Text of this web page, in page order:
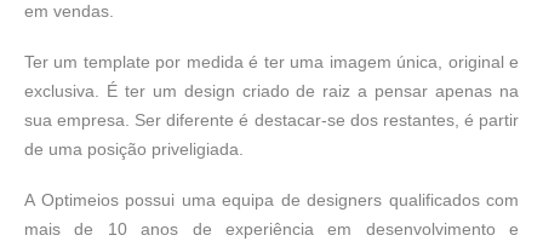
em vendas.
Ter um template por medida é ter uma imagem única, original e
exclusiva. É ter um design criado de raiz a pensar apenas na
sua empresa. Ser diferente é destacar-se dos restantes, é partir
de uma posição priveligiada.
A Optimeios possui uma equipa de designers qualificados com
mais de 10 anos de experiência em desenvolvimento e